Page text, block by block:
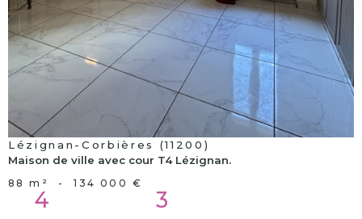
Lézignan-Corbières (11200)
Maison de ville avec cour T4 Lézignan.
88 m² - 134 000 €
4 3